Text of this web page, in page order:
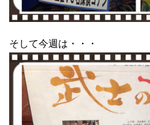
そして今週は・・・